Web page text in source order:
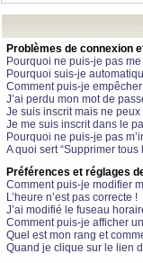
Problèmes de connexion
Pourquoi ne puis-je pas
Pourquoi suis-je
Comment puis-je
J’ai perdu mon mot de
Je suis inscrit mais ne
Je me suis inscrit dans le
Pourquoi ne puis-je pas
A quoi sert “Supprimer
Préférences et réglages
Comment puis-je modifier
L’heure n’est pas correcte !
J’ai modifié le fuseau
Comment puis-je afficher
Quel est mon rang et
Quand je clique sur le lien